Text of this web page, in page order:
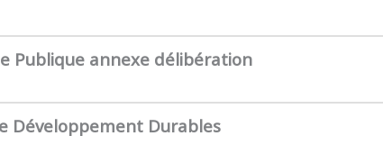
Publique annexe délibération
Développement Durables